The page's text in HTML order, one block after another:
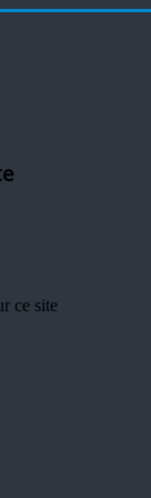
ce site